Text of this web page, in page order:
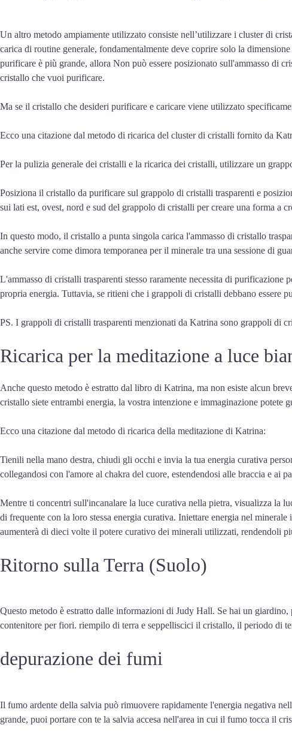
Un altro metodo ampiamente utilizzato consiste nell’utilizzare i cluster di
carica di routine generale, fondamentalmente deve coprire solo la
purificare è più grande, allora Non può essere posizionato sull'ammasso di
cristallo che vuoi purificare.
Ma se il cristallo che desideri purificare e caricare viene utilizzato
Ecco una citazione dal metodo di ricarica del cluster di cristalli fornito da
Per la pulizia generale dei cristalli e la ricarica dei cristalli, utilizzare un
Posiziona il cristallo da purificare sul grappolo di cristalli trasparenti e
sui lati est, ovest, nord e sud del grappolo di cristalli per creare una forma a
In questo modo, il cristallo a punta singola carica l'ammasso di cristallo
anche servire come dimora temporanea per il minerale tra una sessione di
L'ammasso di cristalli trasparenti stesso raramente necessita di
propria energia. Tuttavia, se ritieni che i grappoli di cristalli debbano
PS. I grappoli di cristalli trasparenti menzionati da Katrina sono grappoli di
Ricarica per la meditazione a luce
Anche questo metodo è estratto dal libro di Katrina, ma non esiste alcun
cristallo siete entrambi energia, la vostra intenzione e immaginazione
Ecco una citazione dal metodo di ricarica della meditazione di Katrina:
Tienili nella mano destra, chiudi gli occhi e invia la tua energia curativa
collegandosi con l'amore al chakra del cuore, estendendosi alle braccia e ai
Mentre ti concentri sull'incanalare la luce curativa nella pietra, visualizza la
di frequente con la loro stessa energia curativa. Iniettare energia nel
aumenterà di dieci volte il potere curativo dei minerali utilizzati, rendendoli
Ritorno sulla Terra (Suolo)
Questo metodo è estratto dalle informazioni di Judy Hall. Se hai un
contenitore per fiori. riempilo di terra e seppelliscici il cristallo, il periodo di
depurazione dei fumi
Il fumo ardente della salvia può rimuovere rapidamente l'energia negativa
grande, puoi portare con te la salvia accesa nell'area in cui il fumo tocca il